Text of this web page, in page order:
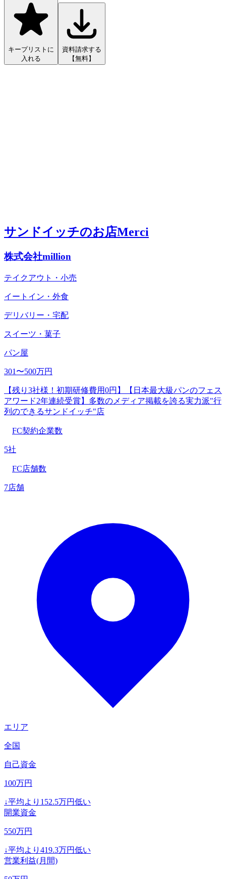
キープリストに
入れる
資料請求する
【無料】
サンドイッチのお店Merci
株式会社million
テイクアウト・小売
イートイン・外食
デリバリー・宅配
スイーツ・菓子
パン屋
301〜500万円
【残り3社様！初期研修費用0円】【⽇本最⼤級パンのフェス
アワード2年連続受賞】多数のメディア掲載を誇る実力派"行
列のできるサンドイッチ"店
FC契約企業数
5社
FC店舗数
7店舗
エリア
全国
自己資金
100万円
↓平均より 152.5万円低い
開業資金
550万円
↓平均より 419.3万円低い
営業利益(月間)